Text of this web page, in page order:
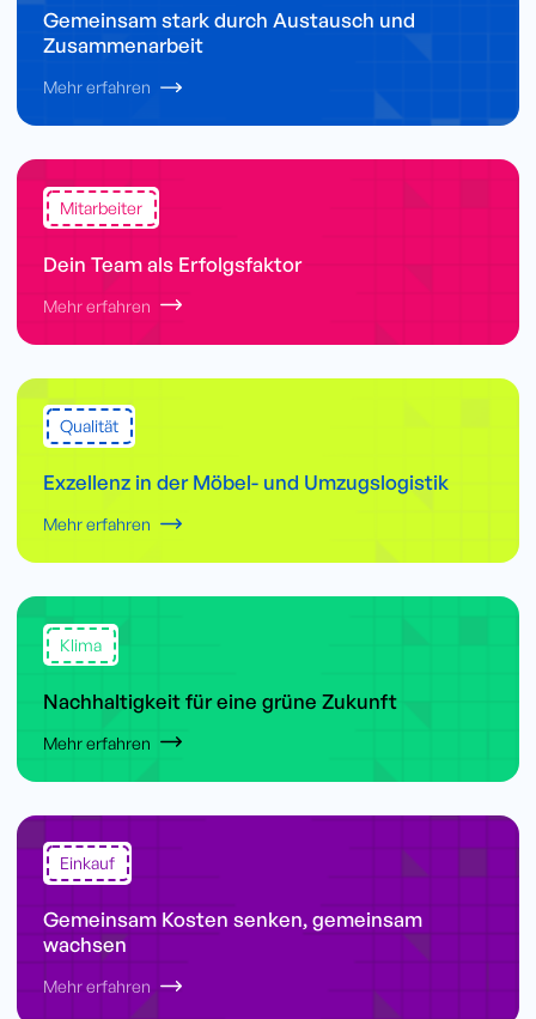
Gemeinsam stark durch Austausch und
Zusammenarbeit
Mehr erfahren
Mitarbeiter
Dein Team als Erfolgsfaktor
Mehr erfahren
Qualität
Exzellenz in der Möbel- und Umzugslogistik
Mehr erfahren
Klima
Nachhaltigkeit für eine grüne Zukunft
Mehr erfahren
Einkauf
Gemeinsam Kosten senken, gemeinsam
wachsen
Mehr erfahren